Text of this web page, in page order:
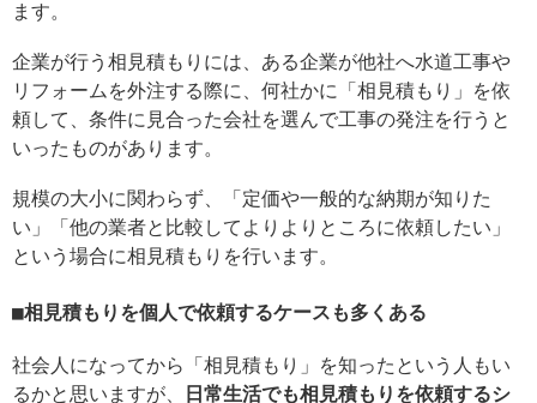
ます。
企業が行う相見積もりには、ある企業が他社へ水道工事や
リフォームを外注する際に、何社かに「相見積もり」を依
頼して、条件に見合った会社を選んで工事の発注を行うと
いったものがあります。
規模の大小に関わらず、「定価や一般的な納期が知りた
い」「他の業者と比較してよりよりところに依頼したい」
という場合に相見積もりを行います。
相見積もりを個人で依頼するケースも多くある
社会人になってから「相見積もり」を知ったという人もい
るかと思いますが、
日常生活でも相見積もりを依頼するシ